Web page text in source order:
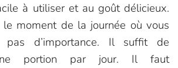
à utiliser et au goût délicieux.
le moment de la journée où vous
pas d’importance. Il suffit de
portion par jour. Il faut